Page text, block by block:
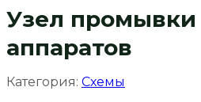
Узел
аппаратов
Категория: Схемы